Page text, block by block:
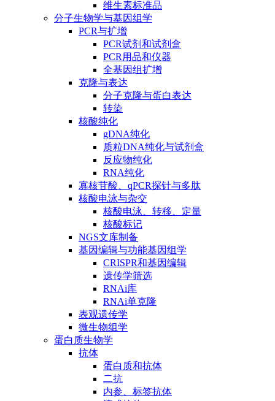
维生素标准品
分子生物学与基因组学
PCR与扩增
PCR试剂和试剂盒
PCR用品和仪器
全基因组扩增
克隆与表达
分子克隆与蛋白表达
转染
核酸纯化
gDNA纯化
质粒DNA纯化与试剂盒
反应物纯化
RNA纯化
寡核苷酸、qPCR探针与多肽
核酸电泳与杂交
核酸电泳、转移、定量
核酸标记
NGS文库制备
基因编辑与功能基因组学
CRISPR和基因编辑
遗传学筛选
RNAi库
RNAi单克隆
表观遗传学
微生物组学
蛋白质生物学
抗体
蛋白质和抗体
二抗
内参、标签抗体